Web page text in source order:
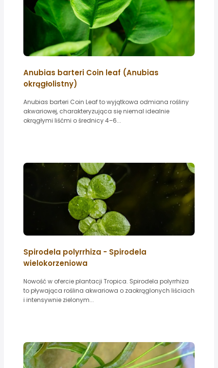
Anubias barteri Coin leaf (Anubias
okrągłolistny)
Anubias barteri Coin Leaf to wyjątkowa odmiana rośliny
akwariowej, charakteryzująca się niemal idealnie
okrągłymi liśćmi o średnicy 4–6...
Spirodela polyrrhiza - Spirodela
wielokorzeniowa
Nowość w ofercie plantacji Tropica. Spirodela polyrrhiza
to pływająca roślina akwariowa o zaokrąglonych liściach
i intensywnie zielonym...